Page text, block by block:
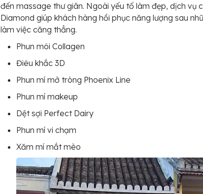
đến massage thư giãn. Ngoài yếu tố làm đẹp, dịch vụ
Diamond giúp khách hàng hồi phục năng lượng sau
làm việc căng thẳng.
Phun môi Collagen
Điêu khắc 3D
Phun mí mở tròng Phoenix Line
Phun mí makeup
Dệt sợi Perfect Dairy
Phun mí vi chạm
Xăm mí mắt mèo